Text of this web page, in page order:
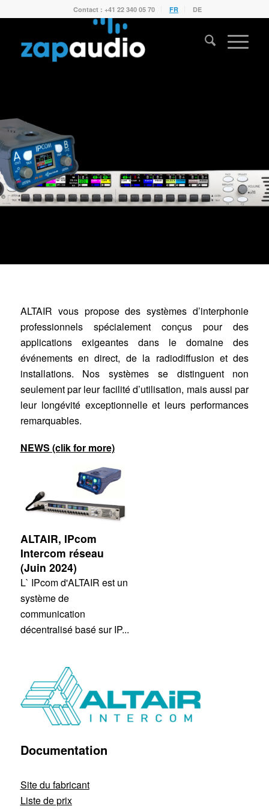
Contact : +41 22 340 05 70 FR DE
ALTAIR vous propose des systèmes d’interphonie
professionnels spécialement conçus pour des
applications exigeantes dans le domaine des
événements en direct, de la radiodiffusion et des
installations. Nos systèmes se distinguent non
seulement par leur facilité d’utilisation, mais aussi par
leur longévité exceptionnelle et leurs performances
remarquables.
NEWS (clik for more)
ALTAIR, IPcom
Intercom réseau
(Juin 2024)
L` IPcom d'ALTAIR est un
système de
communication
décentralisé basé sur IP...
Documentation
Site du fabricant
Liste de prix